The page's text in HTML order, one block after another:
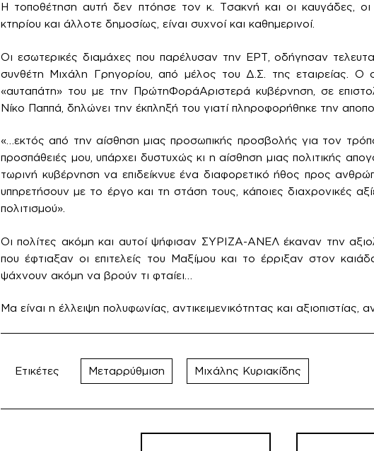
Η τοποθέτηση αυτή δεν πτόησε τον κ. Τσακνή και οι καυγάδες, οι
κτηρίου και άλλοτε δημοσίως, είναι συχνοί και καθημερινοί.
Οι εσωτερικές διαμάχες που παρέλυσαν την ΕΡΤ, οδήγησαν
συνθέτη Μιχάλη Γρηγορίου, από μέλος του Δ.Σ. της εταιρείας. Ο
«αυταπάτη» του με την ΠρώτηΦοράΑριστερά κυβέρνηση, σε
Νίκο Παππά, δηλώνει την έκπληξή του γιατί πληροφορήθηκε την
«…εκτός από την αίσθηση μιας προσωπικής προσβολής για τον
προσπάθειές μου, υπάρχει δυστυχώς κι η αίσθηση μιας πολιτικής
τωρινή κυβέρνηση να επιδείκνυε ένα διαφορετικό ήθος προς
υπηρετήσουν με το έργο και τη στάση τους, κάποιες διαχρονικές
πολιτισμού».
Οι πολίτες ακόμη και αυτοί ψήφισαν ΣΥΡΙΖΑ-ΑΝΕΛ έκαναν την
που έφτιαξαν οι επιτελείς του Μαξίμου και το έρριξαν στον
ψάχνουν ακόμη να βρούν τι φταίει…
Μα είναι η έλλειψη πολυφωνίας, αντικειμενικότητας και αξιοπιστίας,
Ετικέτες Μεταρρύθμιση Μιχάλης Κυριακίδης
Πλοήγηση